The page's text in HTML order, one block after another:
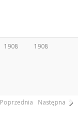
1908 1908
Poprzednia Następna